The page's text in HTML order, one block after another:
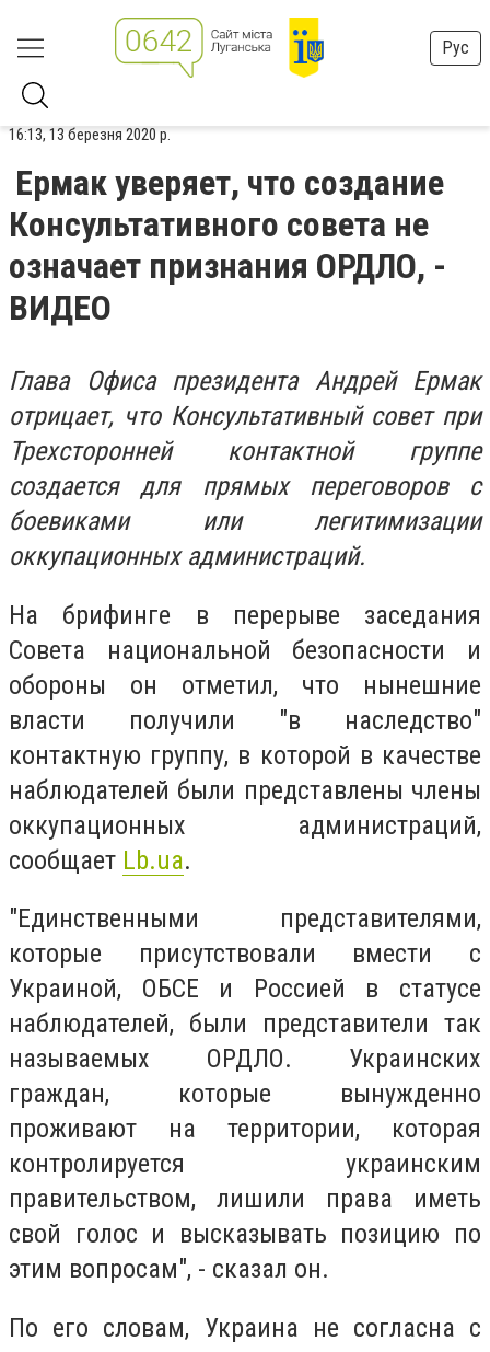
Рус
16:13, 13 березня 2020 р.
Ермак уверяет, что создание
Консультативного совета не
означает признания ОРДЛО, -
ВИДЕО
Глава Офиса президента Андрей Ермак
отрицает, что Консультативный совет при
Трехсторонней контактной группе
создается для прямых переговоров с
боевиками или легитимизации
оккупационных администраций.
На брифинге в перерыве заседания
Совета национальной безопасности и
обороны он отметил, что нынешние
власти получили "в наследство"
контактную группу, в которой в качестве
наблюдателей были представлены члены
оккупационных администраций,
сообщает Lb.ua.
"Единственными представителями,
которые присутствовали вмести с
Украиной, ОБСЕ и Россией в статусе
наблюдателей, были представители так
называемых ОРДЛО. Украинских
граждан, которые вынужденно
проживают на территории, которая
контролируется украинским
правительством, лишили права иметь
свой голос и высказывать позицию по
этим вопросам", - сказал он.
По его словам, Украина не согласна с